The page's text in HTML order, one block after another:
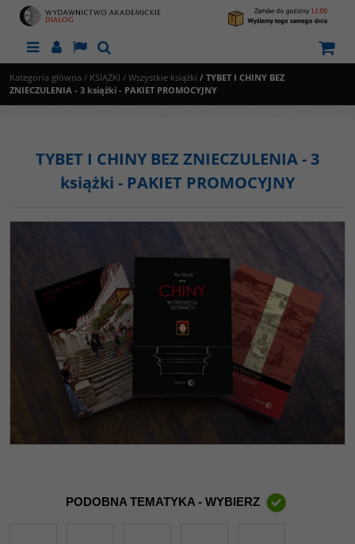
MenuPanelLangSzukaj
Kategoria główna / KSIĄŻKI / Wszystkie książki / TYBET I CHINY BEZ
ZNIECZULENIA - 3 książki - PAKIET PROMOCYJNY
TYBET I CHINY BEZ ZNIECZULENIA - 3
książki - PAKIET PROMOCYJNY
PODOBNA TEMATYKA - WYBIERZ